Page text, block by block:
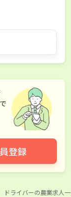
登録
ドライバーの農業求人